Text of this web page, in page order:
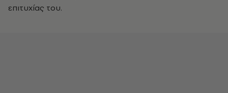
επιτυχίας του.